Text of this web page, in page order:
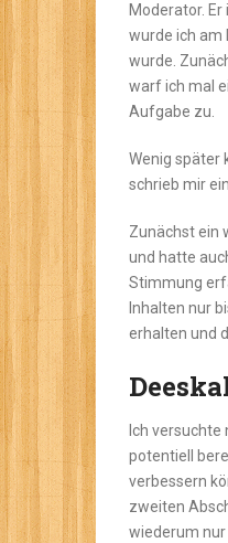
Moderator.
wurde ich am
wurde.
warf ich mal
Aufgabe zu.
Wenig später
schrieb mir
Zunächst ein
und hatte
Stimmung
Inhalten nur
erhalten und
Ich
potentiell
verbessern
zweiten
wiederum nur